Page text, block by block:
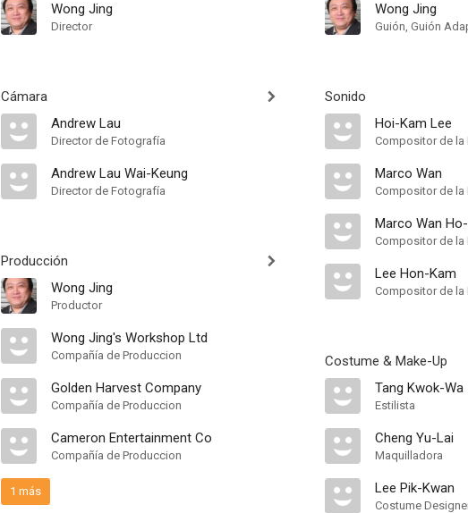
Wong Jing
Director
Cámara
Andrew Lau
Director de Fotografía
Andrew Lau Wai-Keung
Director de Fotografía
Producción
Wong Jing
Productor
Wong Jing's Workshop Ltd
Compañía de Produccion
Golden Harvest Company
Compañía de Produccion
Cameron Entertainment Co
Compañía de Produccion
1 más
Wong Jing
Guión, Guión
Sonido
Hoi-Kam Lee
Compositor de la
Marco Wan
Compositor de la
Marco Wan
Compositor de la
Lee Hon-Kam
Compositor de la
Costume & Make-Up
Tang Kwok-Wa
Estilista
Cheng Yu-Lai
Maquilladora
Lee Pik-Kwan
Costume